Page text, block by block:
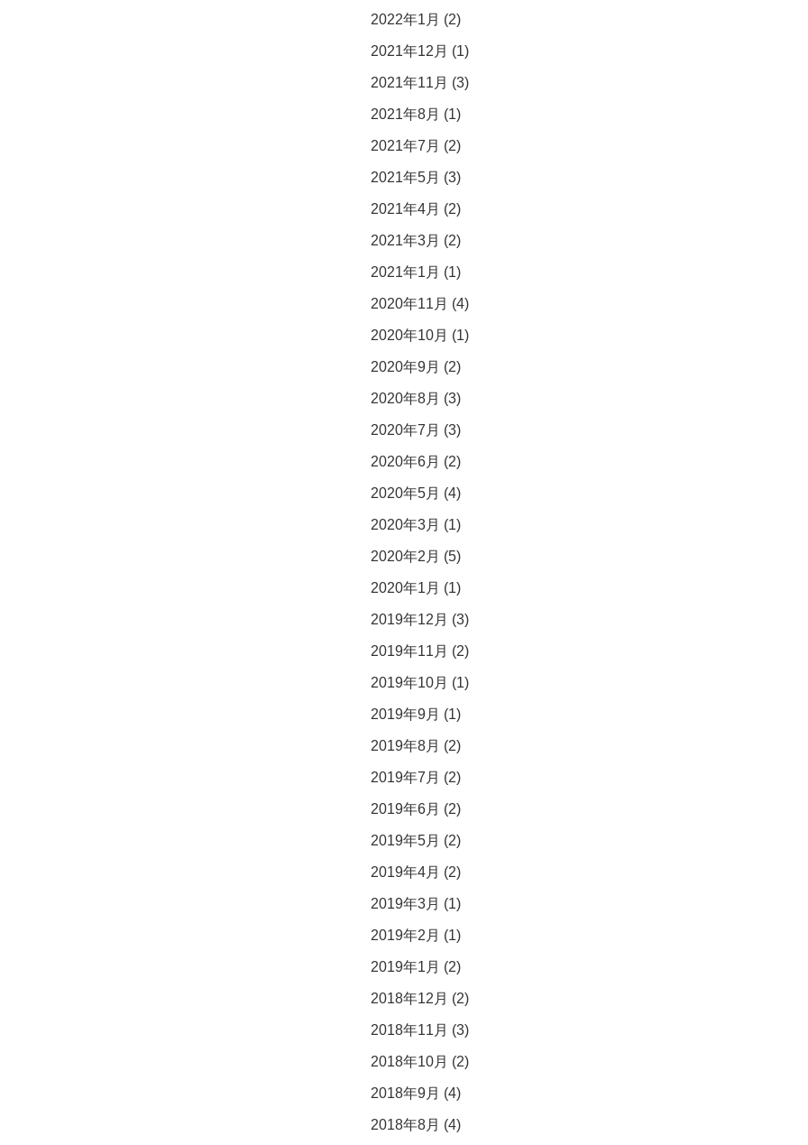
2022年1月 (2)
2021年12月 (1)
2021年11月 (3)
2021年8月 (1)
2021年7月 (2)
2021年5月 (3)
2021年4月 (2)
2021年3月 (2)
2021年1月 (1)
2020年11月 (4)
2020年10月 (1)
2020年9月 (2)
2020年8月 (3)
2020年7月 (3)
2020年6月 (2)
2020年5月 (4)
2020年3月 (1)
2020年2月 (5)
2020年1月 (1)
2019年12月 (3)
2019年11月 (2)
2019年10月 (1)
2019年9月 (1)
2019年8月 (2)
2019年7月 (2)
2019年6月 (2)
2019年5月 (2)
2019年4月 (2)
2019年3月 (1)
2019年2月 (1)
2019年1月 (2)
2018年12月 (2)
2018年11月 (3)
2018年10月 (2)
2018年9月 (4)
2018年8月 (4)